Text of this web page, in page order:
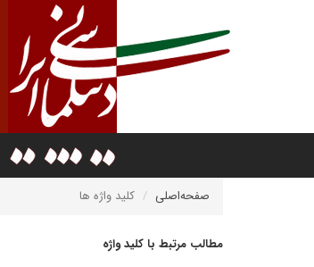
صفحه‌اصلی کلید واژه ها
مطالب مرتبط با کلید واژه